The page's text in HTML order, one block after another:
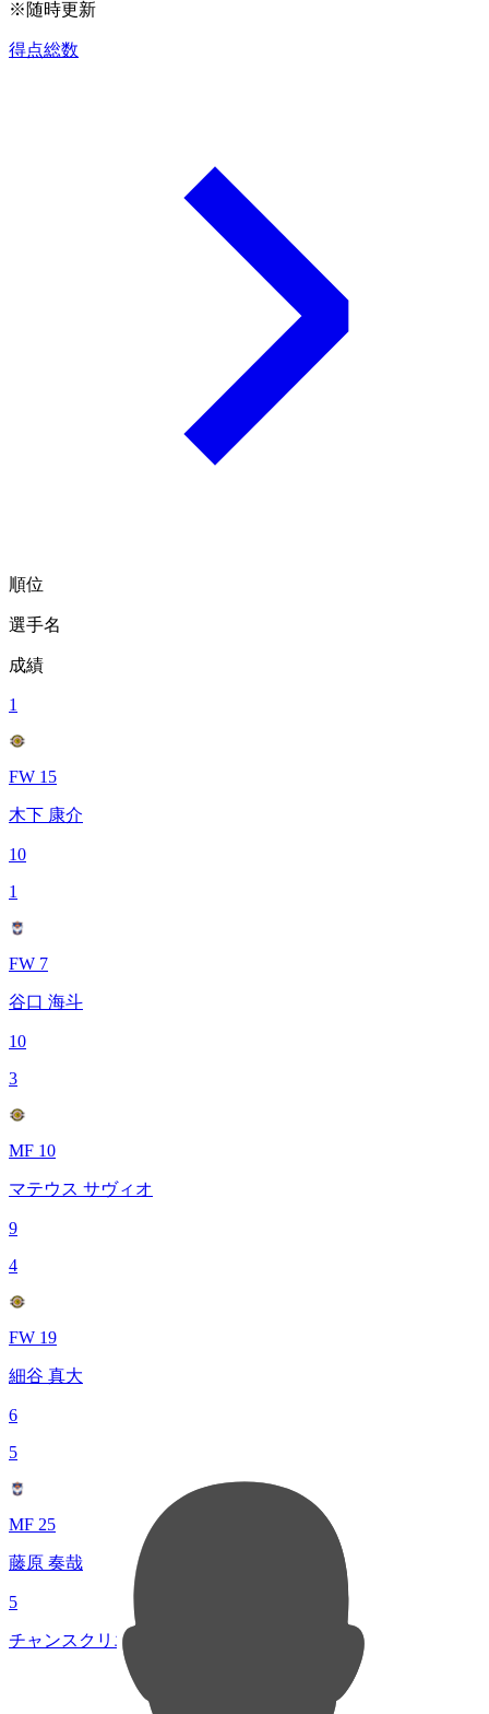
※随時更新
得点総数
順位
選手名
成績
1
FW 15
木下 康介
10
1
FW 7
谷口 海斗
10
3
MF 10
マテウス サヴィオ
9
4
FW 19
細谷 真大
6
5
MF 25
藤原 奏哉
5
チャンスクリエイト総数